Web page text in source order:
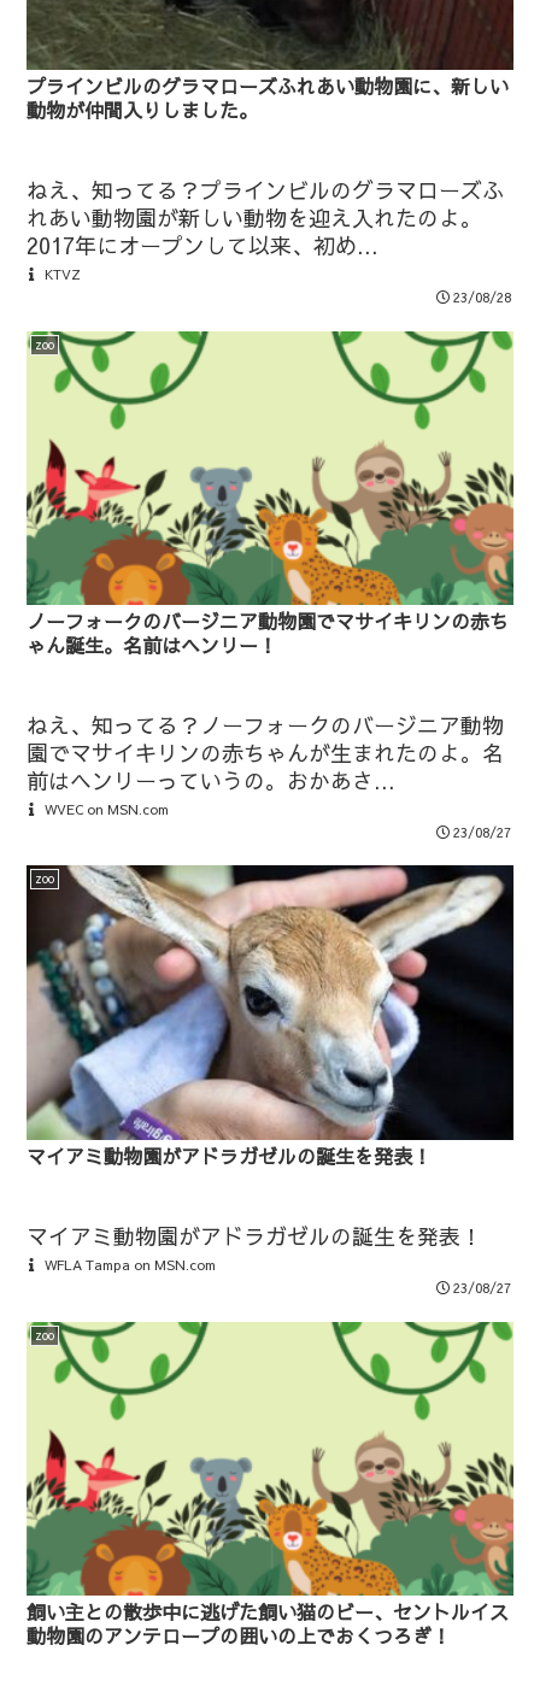
プラインビルのグラマローズふれあい動物園に、新しい
動物が仲間入りしました。
ねえ、知ってる？プラインビルのグラマローズふ
れあい動物園が新しい動物を迎え入れたのよ。
2017年にオープンして以来、初め...
KTVZ
23/08/28
zoo
ノーフォークのバージニア動物園でマサイキリンの赤ち
ゃん誕生。名前はヘンリー！
ねえ、知ってる？ノーフォークのバージニア動物
園でマサイキリンの赤ちゃんが生まれたのよ。名
前はヘンリーっていうの。おかあさ...
WVEC on MSN.com
23/08/27
zoo
マイアミ動物園がアドラガゼルの誕生を発表！
マイアミ動物園がアドラガゼルの誕生を発表！
WFLA Tampa on MSN.com
23/08/27
zoo
飼い主との散歩中に逃げた飼い猫のビー、セントルイス
動物園のアンテロープの囲いの上でおくつろぎ！